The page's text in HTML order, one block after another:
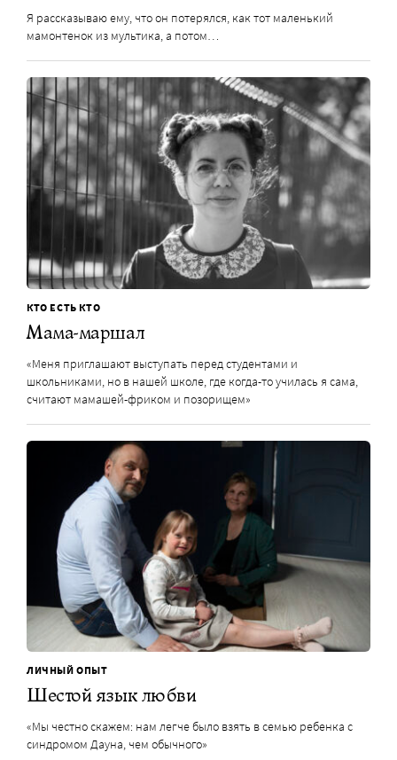
Я рассказываю ему, что он потерялся, как тот маленький
мамонтенок из мультика, а потом…
КТО ЕСТЬ КТО
Мама-маршал
«Меня приглашают выступать перед студентами и
школьниками, но в нашей школе, где когда-то училась я сама,
считают мамашей-фриком и позорищем»
ЛИЧНЫЙ ОПЫТ
Шестой язык любви
«Мы честно скажем: нам легче было взять в семью ребенка с
синдромом Дауна, чем обычного»